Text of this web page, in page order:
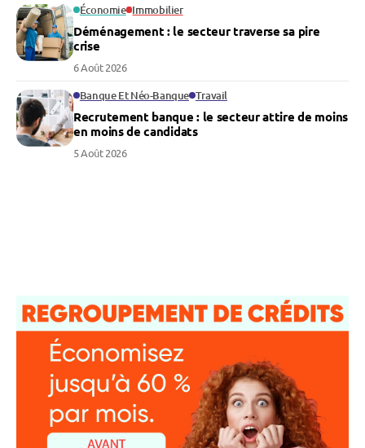
Économie Immobilier
Déménagement : le secteur traverse sa pire
crise
6 Août 2026
Banque Et Néo-Banque Travail
Recrutement banque : le secteur attire de moins
en moins de candidats
5 Août 2026